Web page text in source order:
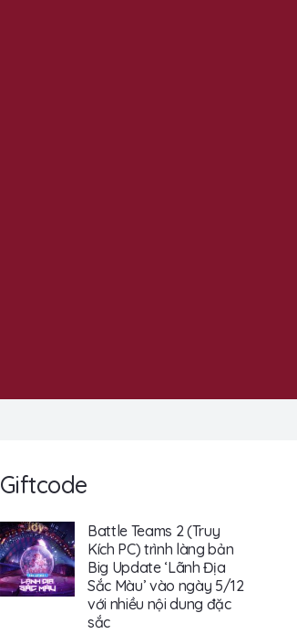
Giftcode
Battle Teams 2 (Truy
Kích PC) trình làng bản
Big Update ‘Lãnh Địa
Sắc Màu’ vào ngày 5/12
với nhiều nội dung đặc
sắc